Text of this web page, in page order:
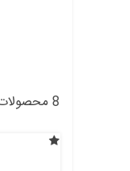
8 محصولات مشابه در شاخه های مختلف: